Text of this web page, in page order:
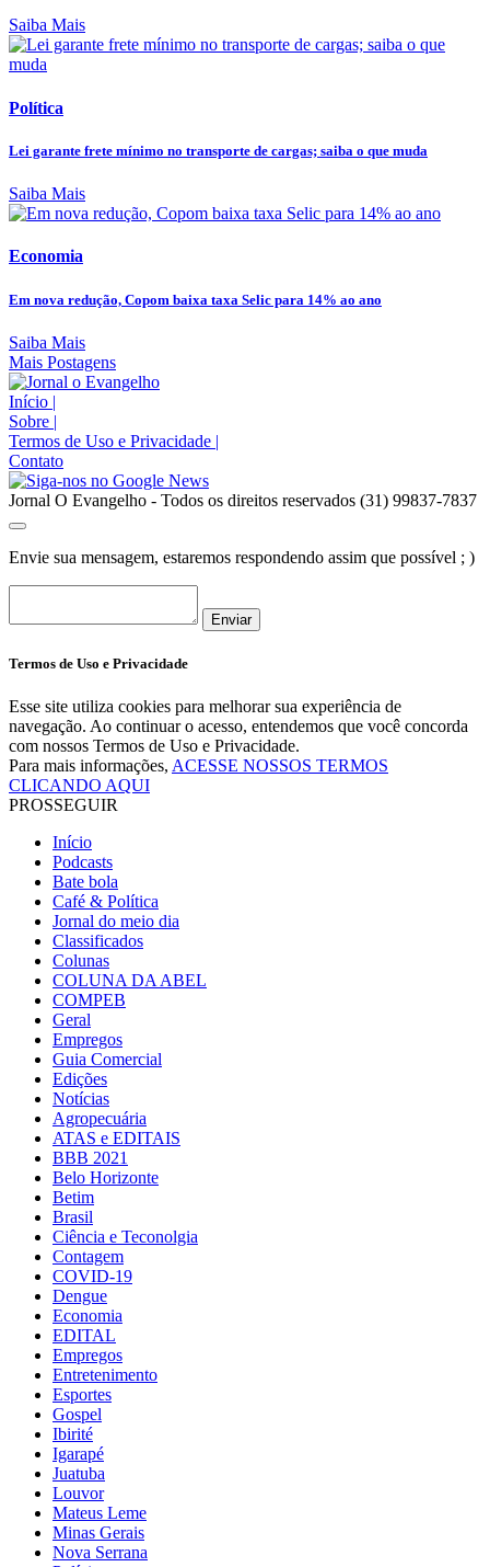
Saiba Mais
Política
Lei garante frete mínimo no transporte de cargas; saiba o que muda
Saiba Mais
Economia
Em nova redução, Copom baixa taxa Selic para 14% ao ano
Saiba Mais
Mais Postagens
Início |
Sobre |
Termos de Uso e Privacidade |
Contato
Jornal O Evangelho - Todos os direitos reservados (31) 99837-7837
Envie sua mensagem, estaremos respondendo assim que possível ; )
Enviar
Termos de Uso e Privacidade
Esse site utiliza cookies para melhorar sua experiência de
navegação. Ao continuar o acesso, entendemos que você concorda
com nossos Termos de Uso e Privacidade.
Para mais informações, ACESSE NOSSOS TERMOS
CLICANDO AQUI
PROSSEGUIR
Início
Podcasts
Bate bola
Café & Política
Jornal do meio dia
Classificados
Colunas
COLUNA DA ABEL
COMPEB
Geral
Empregos
Guia Comercial
Edições
Notícias
Agropecuária
ATAS e EDITAIS
BBB 2021
Belo Horizonte
Betim
Brasil
Ciência e Teconolgia
Contagem
COVID-19
Dengue
Economia
EDITAL
Empregos
Entretenimento
Esportes
Gospel
Ibirité
Igarapé
Juatuba
Louvor
Mateus Leme
Minas Gerais
Nova Serrana